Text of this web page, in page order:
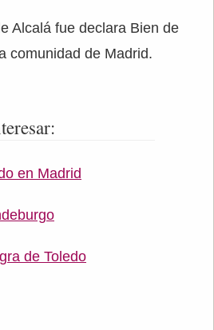
Alcalá fue declara Bien de
comunidad de Madrid.
en Madrid
de Toledo